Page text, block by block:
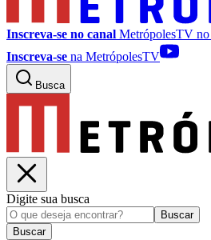
Inscreva-se no canal MetrópolesTV no
Inscreva-se na MetrópolesTV
Busca
Digite sua busca
Buscar
Buscar